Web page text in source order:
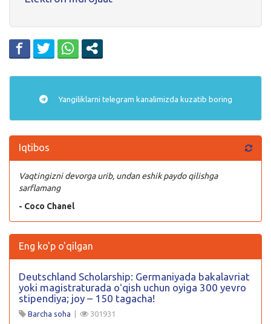
Yangiliklarni telegram kanalimizda kuzatib boring
Iqtibos
Vaqtingizni devorga urib, undan eshik paydo qilishga
sarflamang
- Coco Chanel
Eng ko'p o'qilgan
Deutschland Scholarship: Germaniyada bakalavriat
yoki magistraturada oʻqish uchun oyiga 300 yevro
stipendiya; joy – 150 tagacha!
Barcha soha 301931